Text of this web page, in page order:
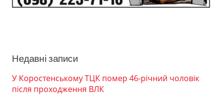
Недавні записи
У Коростенському ТЦК помер 46-річний чоловік
після проходження ВЛК